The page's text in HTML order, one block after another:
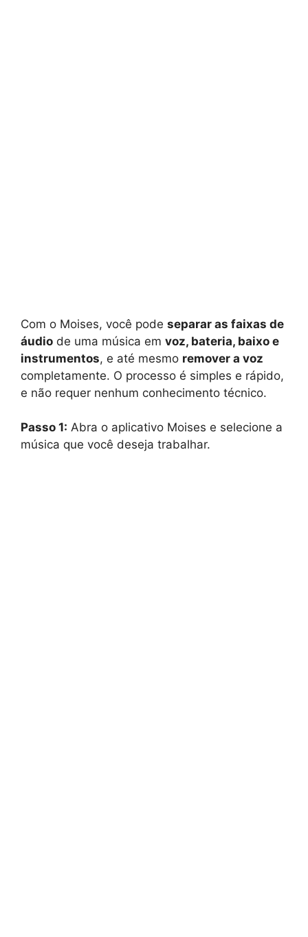
Com o Moises, você pode separar as faixas de
áudio de uma música em voz, bateria, baixo e
instrumentos, e até mesmo remover a voz
completamente. O processo é simples e rápido,
e não requer nenhum conhecimento técnico.
Passo 1: Abra o aplicativo Moises e selecione a
música que você deseja trabalhar.